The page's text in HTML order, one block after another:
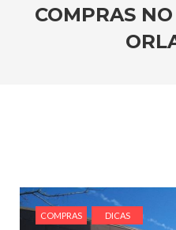
COMPRAS
COMPRAS DICAS